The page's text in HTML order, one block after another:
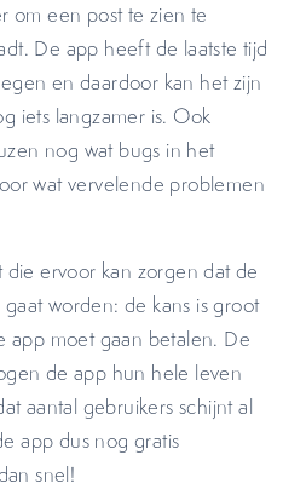
om een post te zien te
De app heeft de laatste tijd
en daardoor kan het zijn
iets langzamer is. Ook
nog wat bugs in het
wat vervelende problemen
ervoor kan zorgen dat de
worden: de kans is groot
app moet gaan betalen. De
de app hun hele leven
aantal gebruikers schijnt al
app dus nog gratis
snel!